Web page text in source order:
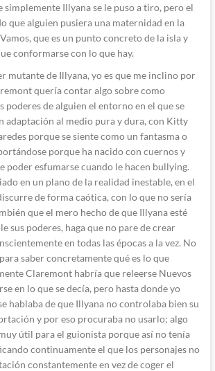
simplemente Illyana se le puso a tiro, pero el
que alguien pusiera una maternidad en la
que es un punto concreto de la isla y
conformarse con lo que hay.
mutante de Illyana, yo es que me inclino por
quería contar algo sobre como
poderes de alguien el entorno en el que se
adaptación al medio pura y dura, con Kitty
porque se siente como un fantasma o
porque ha nacido con cuernos y
poder esfumarse cuando le hacen bullying.
en un plano de la realidad inestable, en el
de forma caótica, con lo que no sería
que el mero hecho de que Illyana esté
sus poderes, haga que no pare de crear
en todas las épocas a la vez. No
saber concretamente qué es lo que
Claremont habría que releerse Nuevos
en lo que se decía, pero hasta donde yo
hablaba de que Illyana no controlaba bien su
y por eso procuraba no usarlo; algo
útil para el guionista porque así no tenía
continuamente el que los personajes no
constantemente en vez de coger el